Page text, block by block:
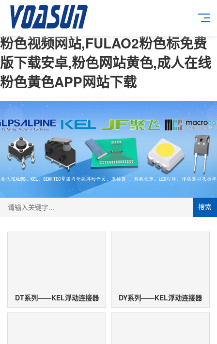
粉色视频网站,FULAO2粉色标免费
版下载安卓,粉色网站黄色,成人在线
粉色黄色APP网站下载
搜索
DT系列——KEL浮动连接器 DY系列——KEL浮动连接器